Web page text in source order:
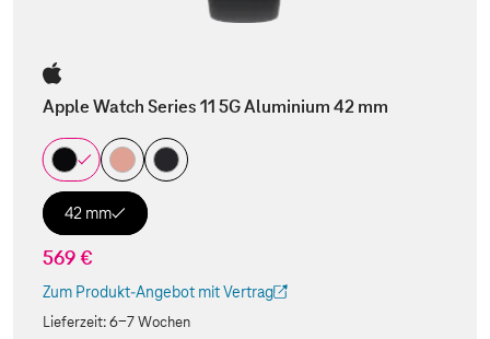
Apple Watch Series 11 5G Aluminium 42 mm
42 mm
569 €
Zum Produkt-Angebot mit Vertrag
(Der Link wird in einem neuen Tab geöffnet)
Lieferzeit:6-7 Wochen